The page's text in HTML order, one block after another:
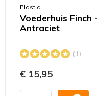
Plastia
Voederhuis Finch -
Antraciet
(1)
€ 15,95